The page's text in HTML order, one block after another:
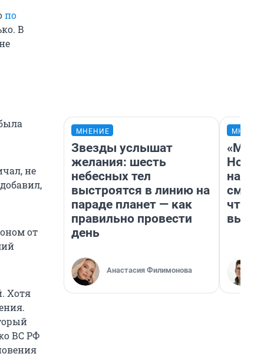
по
В
не
от
Хотя
ВС РФ
МНЕНИЕ
Звезды услышат
желания: шесть
небесных тел
выстроятся в линию на
параде планет — как
правильно провести
день
Анастасия Филимонова
«Мы